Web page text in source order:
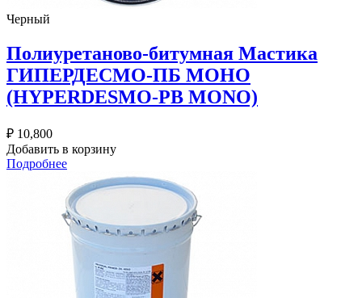
Черный
Полиуретаново-битумная Мастика
ГИПЕРДЕСМО-ПБ MOНO
(HYPERDESMO-PB MONO)
₽ 10,800
Добавить в корзину
Подробнее